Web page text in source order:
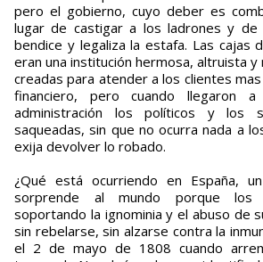
pero el gobierno, cuyo deber es
lugar de castigar a los ladrones y
bendice y legaliza la estafa. Las cajas
eran una institución hermosa, altruista y
creadas para atender a los clientes
financiero, pero cuando llegaron
administración los políticos y los
saqueadas, sin que no ocurra nada a
exija devolver lo robado.
¿Qué está ocurriendo en España,
sorprende al mundo porque los
soportando la ignominia y el abuso de
sin rebelarse, sin alzarse contra la
el 2 de mayo de 1808 cuando